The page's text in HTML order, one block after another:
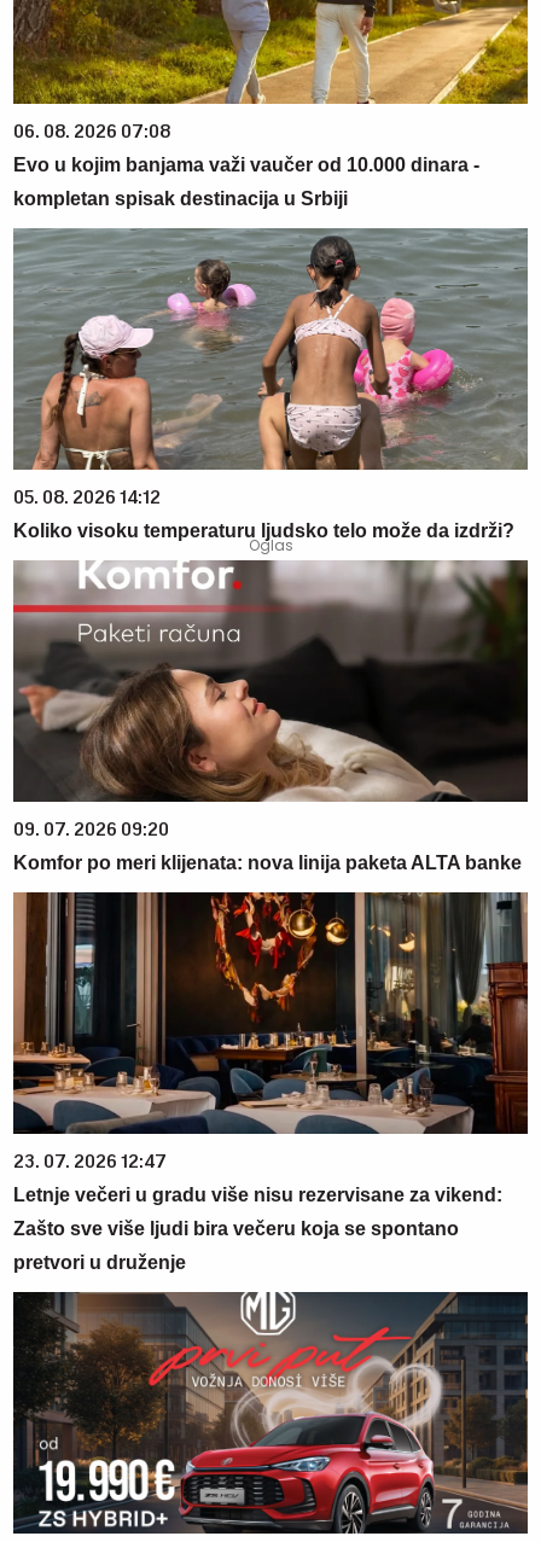
06. 08. 2026 07:08
Evo u kojim banjama važi vaučer od 10.000 dinara -
kompletan spisak destinacija u Srbiji
05. 08. 2026 14:12
Koliko visoku temperaturu ljudsko telo može da izdrži?
09. 07. 2026 09:20
Komfor po meri klijenata: nova linija paketa ALTA banke
23. 07. 2026 12:47
Letnje večeri u gradu više nisu rezervisane za vikend:
Zašto sve više ljudi bira večeru koja se spontano
pretvori u druženje